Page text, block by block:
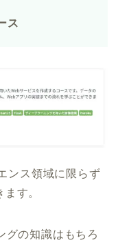
ス
ンス領域に限らず
す。
グの知識はもちろ